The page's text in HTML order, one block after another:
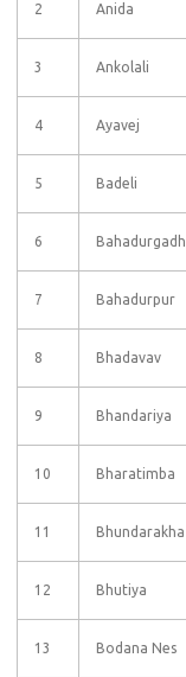
2 Anida
3 Ankolali
4 Ayavej
5 Badeli
6 Bahadurgadh
7 Bahadurpur
8 Bhadavav
9 Bhandariya
10 Bharatimba
11 Bhundarakha
12 Bhutiya
13 Bodana Nes